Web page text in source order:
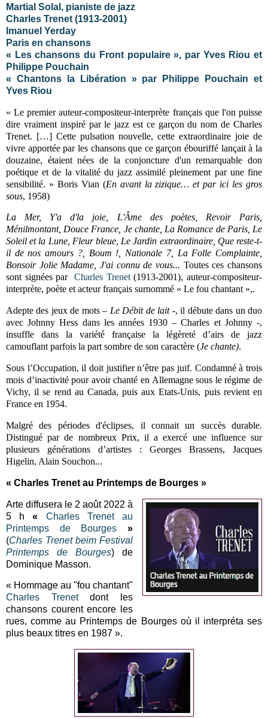
Martial Solal, pianiste de jazz
Charles Trenet (1913-2001)
Imanuel Yerday
Paris en chansons
« Les chansons du Front populaire », par Yves Riou et
Philippe Pouchain
« Chantons la Libération » par Philippe Pouchain et
Yves Riou
« Le premier auteur-compositeur-interprète français que l'on puisse
dire vraiment inspiré par le jazz est ce garçon du nom de Charles
Trenet. […] Cette pulsation nouvelle, cette extraordinaire joie de
vivre apportée par les chansons que ce garçon ébouriffé lançait à la
douzaine, étaient nées de la conjoncture d'un remarquable don
poétique et de la vitalité du jazz assimilé pleinement par une fine
sensibilité. » Boris Vian (En avant la zizique… et par ici les gros
sous, 1958)
La Mer, Y'a d'la joie, L'Âme des poètes, Revoir Paris,
Ménilmontant, Douce France, Je chante, La Romance de Paris, Le
Soleil et la Lune, Fleur bleue, Le Jardin extraordinaire, Que reste-t-
il de nos amours ?, Boum !, Nationale 7, La Folle Complainte,
Bonsoir Jolie Madame, J'ai connu de vous... Toutes ces chansons
sont signées parCharles Trenet(1913-2001), auteur-compositeur-
interprète, poète et acteur français surnommé « Le fou chantant »,.
Adepte des jeux de mots – Le Débit de lait-, il débute dans un duo
avec Johnny Hess dans les années 1930 – Charles et Johnny -,
insuffle dans la variété française la légèreté d’airs de jazz
camouflant parfois la part sombre de son caractère (Je chante).
Sous l’Occupation, il doit justifier n’être pas juif. Condamné à trois
mois d’inactivité pour avoir chanté en Allemagne sous le régime de
Vichy, il se rend au Canada, puis aux Etats-Unis, puis revient en
France en 1954.
Malgré des périodes d'éclipses, il connait un succès durable.
Distingué par de nombreux Prix, il a exercé une influence sur
plusieurs générations d’artistes : Georges Brassens, Jacques
Higelin, Alain Souchon...
« Charles Trenet au Printemps de Bourges »
Arte diffusera le 2 août 2022 à
5 h
« Charles Trenet au
Printemps de Bourges »
(Charles Trenet beim Festival
Printemps de Bourges) de
Dominique Masson.
« Hommage au "fou chantant"
Charles Trenetdont les
chansons courent encore les
rues, comme au Printemps de Bourges où il interpréta ses
plus beaux titres en 1987 ».